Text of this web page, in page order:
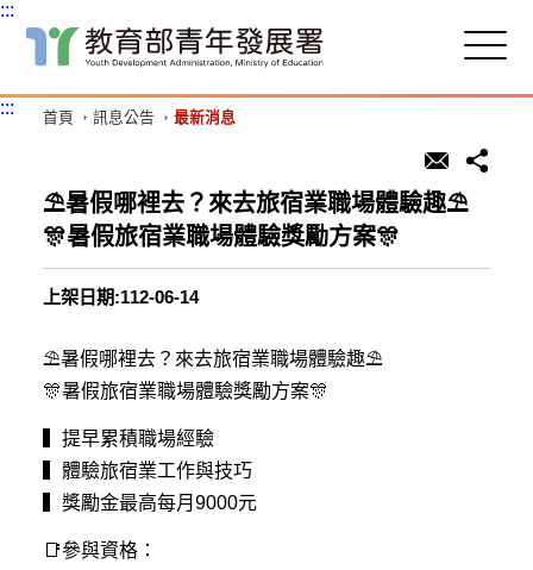
主
要
塊
:::
::: 首頁 訊息公告 最新消息
⛱暑假哪裡去？來去旅宿業職場體驗趣⛱
🎊暑假旅宿業職場體驗獎勵方案🎊
上架日期:112-06-14
⛱暑假哪裡去？來去旅宿業職場體驗趣⛱
🎊暑假旅宿業職場體驗獎勵方案🎊
▍提早累積職場經驗
▍體驗旅宿業工作與技巧
▍獎勵金最高每月9000元
📑參與資格：